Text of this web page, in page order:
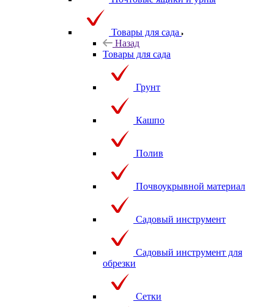
Товары для сада
Назад
Товары для сада
Грунт
Кашпо
Полив
Почвоукрывной материал
Садовый инструмент
Садовый инструмент для
обрезки
Сетки